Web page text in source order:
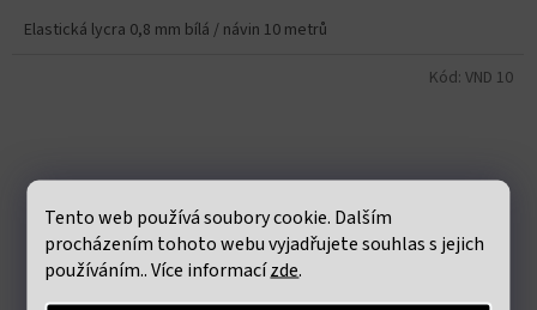
Tento web používá soubory cookie. Dalším
procházením tohoto webu vyjadřujete souhlas s jejich
používáním.. Více informacízde.
Elastická lycra 0,8 mm bílá / návin 10 metrů
Kód: VND 10